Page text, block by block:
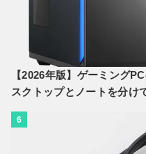
【2026年版】ゲーミング
スクトップとノートを分け
6